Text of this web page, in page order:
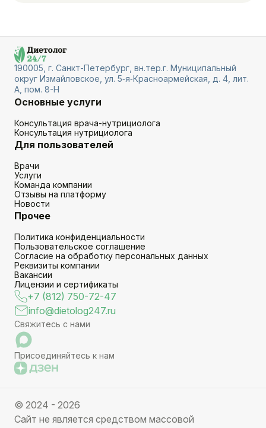
190005, г. Санкт-Петербург, вн.тер.г. Муниципальный
округ Измайловское, ул. 5‑я‑Красноармейская, д. 4, лит.
А, пом. 8-Н
Основные услуги
Консультация врача-нутрициолога
Консультация нутрициолога
Для пользователей
Врачи
Услуги
Команда компании
Отзывы на платформу
Новости
Прочее
Политика конфиденциальности
Пользовательское соглашение
Согласие на обработку персональных данных
Реквизиты компании
Вакансии
Лицензии и сертификаты
+7 (812) 750-72-47
info@dietolog247.ru
Свяжитесь с нами
Присоединяйтесь к нам
© 2024 - 2026
Сайт не является средством массовой